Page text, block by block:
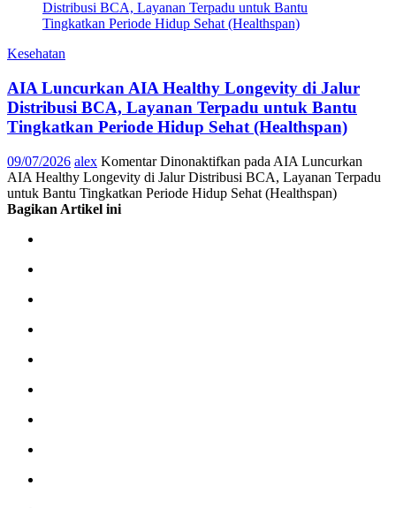
Kesehatan
AIA Luncurkan AIA Healthy Longevity di Jalur
Distribusi BCA, Layanan Terpadu untuk Bantu
Tingkatkan Periode Hidup Sehat (Healthspan)
09/07/2026 alex Komentar Dinonaktifkan pada AIA Luncurkan
AIA Healthy Longevity di Jalur Distribusi BCA, Layanan Terpadu
untuk Bantu Tingkatkan Periode Hidup Sehat (Healthspan)
Bagikan Artikel ini